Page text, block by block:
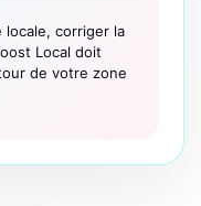
locale, corriger la
Local doit
de votre zone